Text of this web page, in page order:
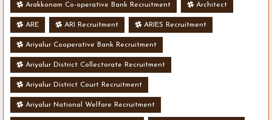
Arakkonam Co-operative Bank Recruitment Architect
ARE ARI Recruitment ARIES Recruitment
Ariyalur Cooperative Bank Recruitment
Ariyalur District Collectorate Recruitment
Ariyalur District Court Recruitment
Ariyalur National Welfare Recruitment